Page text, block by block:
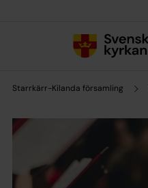
Starrkärr-Kilanda församling